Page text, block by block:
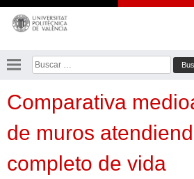
Saltar
contenido
Buscar:
Comparativa
de muros
completo de vida